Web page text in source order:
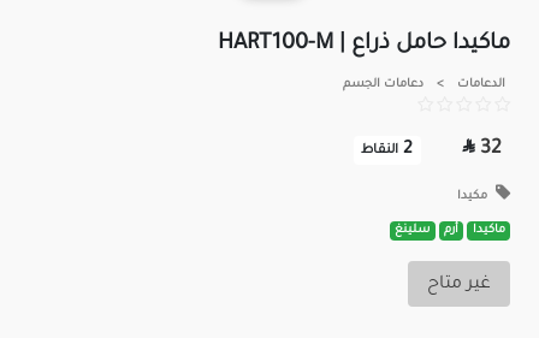
ماكيدا حامل ذراع | HART100-M
الدعامات > دعامات الجسم
32

2 النقاط
مكيدا
ماكيدا أرم سلينغ
غير متاح